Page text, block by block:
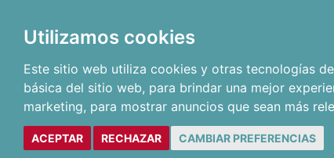
Utilizamos cookies
Este sitio web utiliza cookies y otras tecnologías
básica del sitio web, para brindar una mejor
marketing, para mostrar anuncios que sean más
ACEPTAR RECHAZAR CAMBIAR PREFERENCIAS